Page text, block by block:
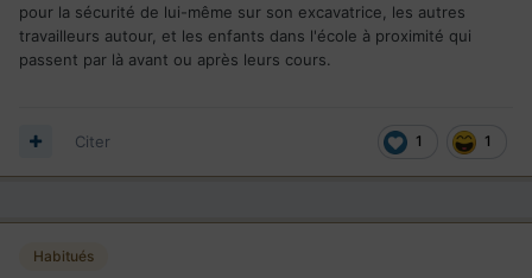
pour la sécurité de lui-même sur son excavatrice, les autres
travailleurs autour, et les enfants dans l'école à proximité qui
passent par là avant ou après leurs cours.
1 1
Citer
Habitués